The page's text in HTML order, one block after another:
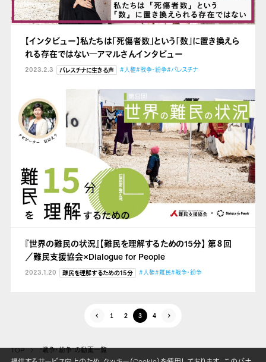
【インタビュー】私たちは「死傷者数」という「数」に置き換えら
れる存在ではない―アマルさんインタビュー
2023.2.3 パレスチナに生きる声 #人権#戦争・紛争#パレスチナ
『世界の難民の状況』【難民を理解するための15分】 第８回
／難民支援協会×Dialogue for People
2023.1.20 難民を理解するための15分 #人権#難民#戦争・紛争
1 2 3 4
TOP “戦争・紛争”の動画一覧